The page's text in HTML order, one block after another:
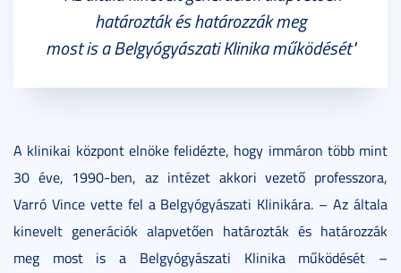
határozták és határozzák meg
most is a Belgyógyászati Klinika működését"
A klinikai központ elnöke felidézte, hogy immáron több mint
30 éve, 1990-ben, az intézet akkori vezető professzora,
Varró Vince vette fel a Belgyógyászati Klinikára. – Az általa
kinevelt generációk alapvetően határozták és határozzák
meg most is a Belgyógyászati Klinika működését –